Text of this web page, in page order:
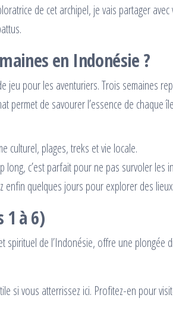
de cet archipel, je vais partager
en Indonésie ?
jeu pour les aventuriers. Trois semaines
permet de savourer l’essence de
culturel, plages, treks et vie locale.
long, c’est parfait pour ne pas survoler
enfin quelques jours pour explorer des
1 à 6)
spirituel de l’Indonésie, offre une plongée
si vous atterrissez ici. Profitez-en pour